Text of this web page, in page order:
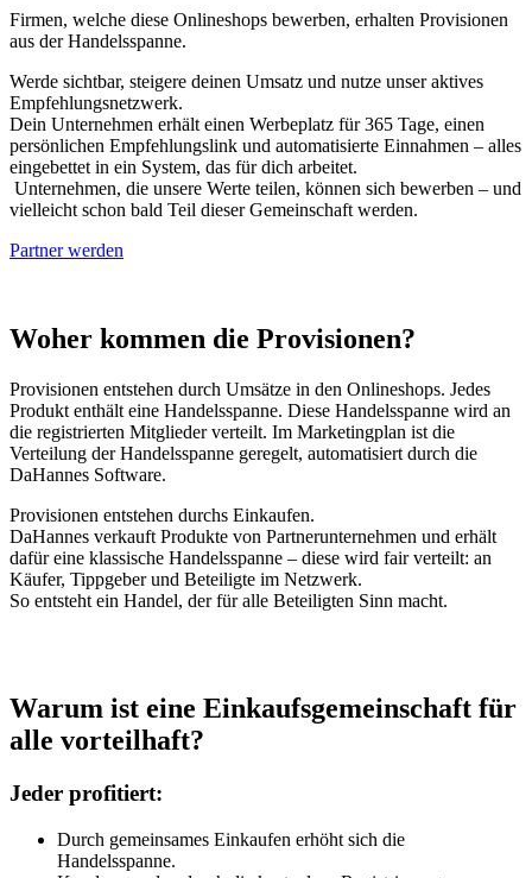
Firmen, welche diese Onlineshops bewerben, erhalten Provisionen
aus der Handelsspanne.
Werde sichtbar, steigere deinen Umsatz und nutze unser aktives
Empfehlungsnetzwerk.
Dein Unternehmen erhält einen Werbeplatz für 365 Tage, einen
persönlichen Empfehlungslink und automatisierte Einnahmen – alles
eingebettet in ein System, das für dich arbeitet.
Unternehmen, die unsere Werte teilen, können sich bewerben – und
vielleicht schon bald Teil dieser Gemeinschaft werden.
Partner werden
Woher kommen die Provisionen?
Provisionen entstehen durch Umsätze in den Onlineshops. Jedes
Produkt enthält eine Handelsspanne. Diese Handelsspanne wird an
die registrierten Mitglieder verteilt. Im Marketingplan ist die
Verteilung der Handelsspanne geregelt, automatisiert durch die
DaHannes Software.
Provisionen entstehen durchs Einkaufen.
DaHannes verkauft Produkte von Partnerunternehmen und erhält
dafür eine klassische Handelsspanne – diese wird fair verteilt: an
Käufer, Tippgeber und Beteiligte im Netzwerk.
So entsteht ein Handel, der für alle Beteiligten Sinn macht.
Warum ist eine Einkaufsgemeinschaft für
alle vorteilhaft?
Jeder profitiert:
Durch gemeinsames Einkaufen erhöht sich die
Handelsspanne.